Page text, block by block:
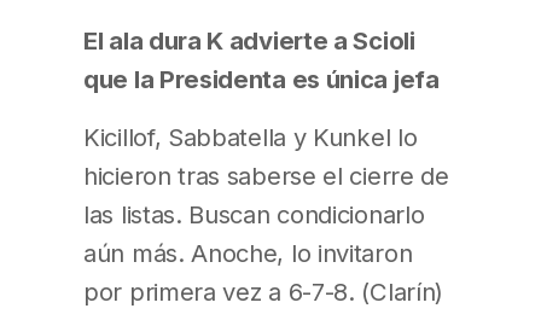
El ala dura K advierte a Scioli
que la Presidenta es única jefa
Kicillof, Sabbatella y Kunkel lo
hicieron tras saberse el cierre de
las listas. Buscan condicionarlo
aún más. Anoche, lo invitaron
por primera vez a 6-7-8. (Clarín)